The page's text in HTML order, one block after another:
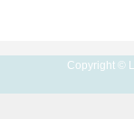
Copyright ©